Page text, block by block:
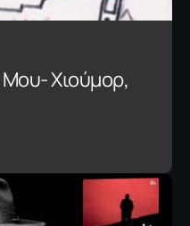
Χιούμορ,